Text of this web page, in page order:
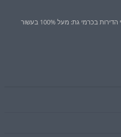
עלייה חדה במחירי הדירות בכרמי גת: מעל 100% בעשור